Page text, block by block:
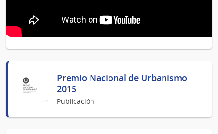
Premio Nacional de Urbanismo
2015
Publicación